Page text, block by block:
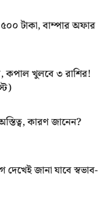
টাকা, বাম্পার অফার
কপাল খুলবে ৩ রাশির!
কারণ জানেন?
জানা যাবে স্বভাব-